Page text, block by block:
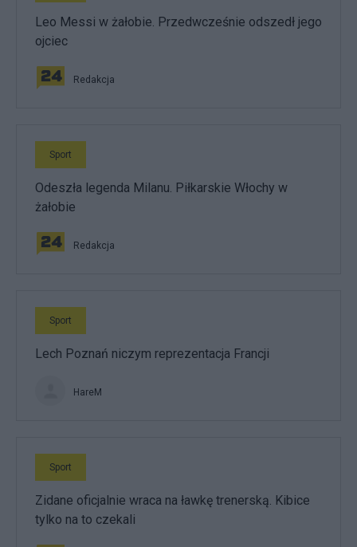
Leo Messi w żałobie. Przedwcześnie odszedł jego
ojciec
Redakcja
Sport
Odeszła legenda Milanu. Piłkarskie Włochy w
żałobie
Redakcja
Sport
Lech Poznań niczym reprezentacja Francji
HareM
Sport
Zidane oficjalnie wraca na ławkę trenerską. Kibice
tylko na to czekali